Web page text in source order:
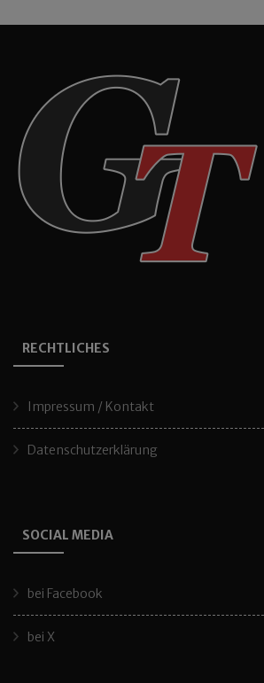
RECHTLICHES
Impressum / Kontakt
Datenschutzerklärung
SOCIAL MEDIA
bei Facebook
bei X